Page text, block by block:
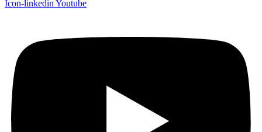
Icon-linkedin Youtube